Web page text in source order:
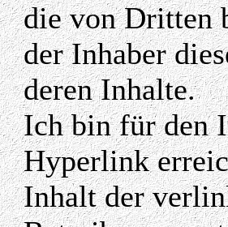
die von Dritten
der Inhaber
deren Inhalte.
Ich bin für den
Hyperlink
Inhalt der